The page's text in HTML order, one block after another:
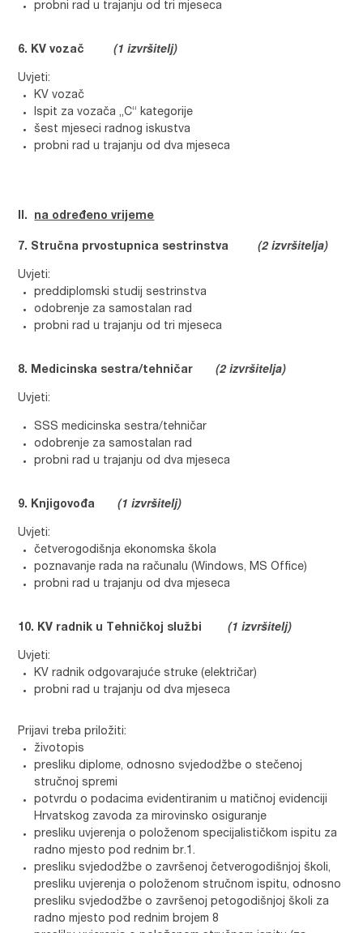
probni rad u trajanju od tri mjeseca
KV vozač (1 izvršitelj)
Uvjeti:
KV vozač
Ispit za vozača „C“ kategorije
šest mjeseci radnog iskustva
probni rad u trajanju od dva mjeseca
II. na određeno vrijeme
Stručna prvostupnica sestrinstva(2 izvršitelja)
Uvjeti:
preddiplomski studij sestrinstva
odobrenje za samostalan rad
probni rad u trajanju od tri mjeseca
Medicinska sestra/tehničar(2 izvršitelja)
Uvjeti:
SSS medicinska sestra/tehničar
odobrenje za samostalan rad
probni rad u trajanju od dva mjeseca
Knjigovođa(1 izvršitelj)
Uvjeti:
četverogodišnja ekonomska škola
poznavanje rada na računalu (Windows, MS Office)
probni rad u trajanju od dva mjeseca
KV radnik u Tehničkoj službi (1 izvršitelj)
Uvjeti:
KV radnik odgovarajuće struke (električar)
probni rad u trajanju od dva mjeseca
Prijavi treba priložiti:
životopis
presliku diplome, odnosno svjedodžbe o stečenoj
stručnoj spremi
potvrdu o podacima evidentiranim u matičnoj evidenciji
Hrvatskog zavoda za mirovinsko osiguranje
presliku uvjerenja o položenom specijalističkom ispitu za
radno mjesto pod rednim br.1.
presliku svjedodžbe o završenoj četverogodišnjoj školi,
presliku uvjerenja o položenom stručnom ispitu, odnosno
presliku svjedodžbe o završenoj petogodišnjoj školi za
radno mjesto pod rednim brojem 8